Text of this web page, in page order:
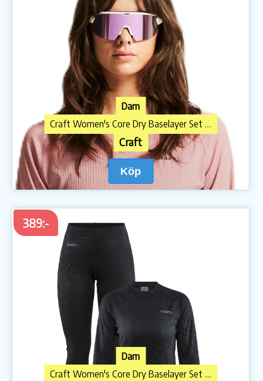
Dam
Craft Women's Core Dry Baselayer Set Charm/Dark Plum
Craft
Köp
389:-
Dam
Craft Women's Core Dry Baselayer Set Black